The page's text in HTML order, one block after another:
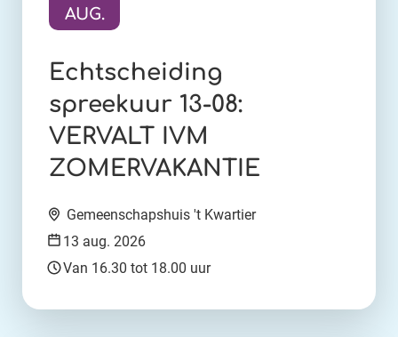
Ga naar activiteit:
Echtscheiding
spreekuur 13-08:
VERVALT IVM
ZOMERVAKANTIE
AUG.
Locatie:
Gemeenschapshuis 't Kwartier
Datum:
13 aug. 2026
Tijd:
Van 16.30 tot 18.00 uur